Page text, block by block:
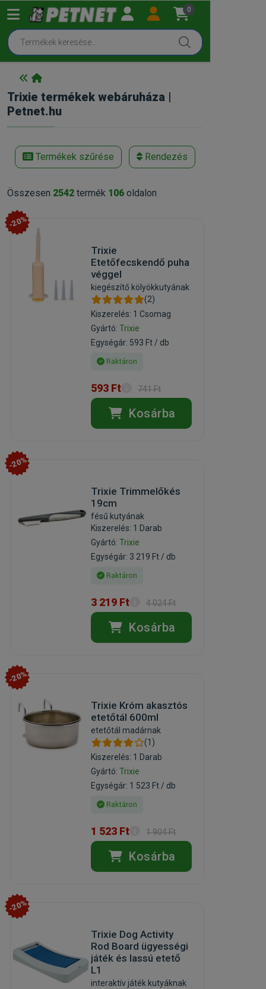
0
Trixie termékek webáruháza |
Petnet.hu
Termékek szűrése Rendezés
Összesen 2542 termék 106 oldalon
-20%
Trixie
Etetőfecskendő puha
véggel
kiegészítő kölyökkutyának
(2)
Kiszerelés: 1 Csomag
Gyártó:Trixie
Egységár: 593 Ft / db
Raktáron
593 Ft 741 Ft
Kosárba
-20%
Trixie Trimmelőkés
19cm
fésű kutyának
Kiszerelés: 1 Darab
Gyártó:Trixie
Egységár: 3 219 Ft / db
Raktáron
3 219 Ft 4 024 Ft
Kosárba
-20%
Trixie Króm akasztós
etetőtál 600ml
etetőtál madárnak
(1)
Kiszerelés: 1 Darab
Gyártó:Trixie
Egységár: 1 523 Ft / db
Raktáron
1 523 Ft 1 904 Ft
Kosárba
-20%
Trixie Dog Activity
Rod Board ügyességi
játék és lassú etető
L1
interaktív játék kutyáknak